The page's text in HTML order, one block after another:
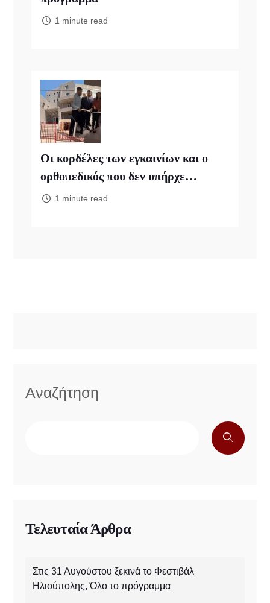
1 minute read
Οι κορδέλες των εγκαινίων και ο
ορθοπεδικός που δεν υπήρχε…
1 minute read
Αναζήτηση
Τελευταία Άρθρα
Στις 31 Αυγούστου ξεκινά το Φεστιβάλ
Ηλιούπολης, Όλο το πρόγραμμα